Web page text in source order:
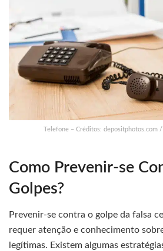
Telefone – Créditos: depositphotos.com
Como Prevenir-se
Golpes?
Prevenir-se contra o golpe da falsa
requer atenção e conhecimento
legítimas. Existem algumas